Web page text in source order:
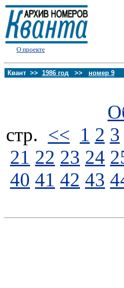
О проекте
Квант >> 1986 год >> номер 9
стp. << 1 2 3
21 22 23 24
40 41 42 43